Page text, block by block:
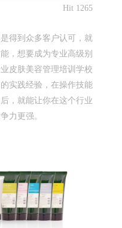
Hit 1265
得到众多客户认可，就
，想要成为专业高级别
皮肤美容管理培训学校
实践经验，在操作技能
，就能让你在这个行业
力更强。